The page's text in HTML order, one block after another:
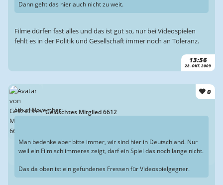
13:56
28. OKT. 2009
Dann geht das hier auch nicht zu weit.
Filme dürfen fast alles und das ist gut so, nur bei Videospielen
fehlt es in der Politik und Gesellschaft immer noch an Toleranz.
Gelöschtes Mitglied 6612
0
5th of November:
Man bedenke aber bitte immer, wir sind hier in Deutschland. Nur
weil ein Film schlimmeres zeigt, darf ein Spiel das noch lange nicht.
Das da oben ist ein gefundenes Fressen für Videospielgegner.